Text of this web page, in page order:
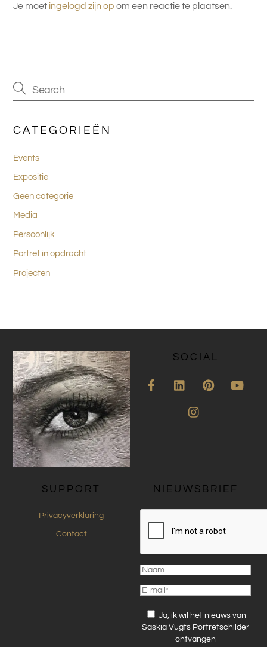
Je moet ingelogd zijn op om een reactie te plaatsen.
CATEGORIEËN
Events
Expositie
Geen categorie
Media
Persoonlijk
Portret in opdracht
Projecten
SOCIAL
SUPPORT
Privacyverklaring
Contact
NIEUWSBRIEF
Ja, ik wil het nieuws van
Saskia Vugts Portretschilder
ontvangen